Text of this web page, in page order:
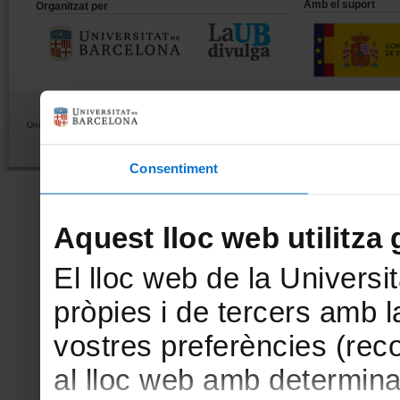
Consentiment
Aquest lloc web utilitza
El lloc web de la
pròpies i de tercers amb
vostres preferències
al lloc web amb
Organitzat per Amb el suport
Universitat de Barcelona